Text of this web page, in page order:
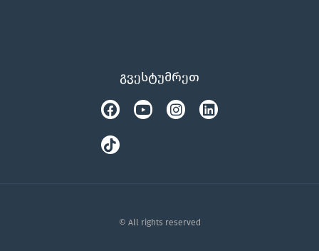
გვესტუმრეთ
FacebookYoutubeInstagramLinkedin
Tiktok
© All rights reserved